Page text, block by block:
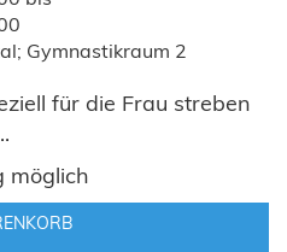
Gymnastikraum 2
für die Frau streben
möglich